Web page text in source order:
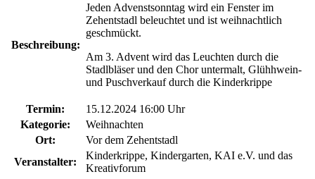
Beschreibung:
Jeden Advenstsonntag wird ein Fenster im
Zehentstadl beleuchtet und ist weihnachtlich
geschmückt.
Am 3. Advent wird das Leuchten durch die
Stadlbläser und den Chor untermalt, Glühhwein-
und Puschverkauf durch die Kinderkrippe
Termin:
15.12.2024 16:00 Uhr
Kategorie:
Weihnachten
Ort:
Vor dem Zehentstadl
Veranstalter:
Kinderkrippe, Kindergarten, KAI e.V. und das
Kreativforum